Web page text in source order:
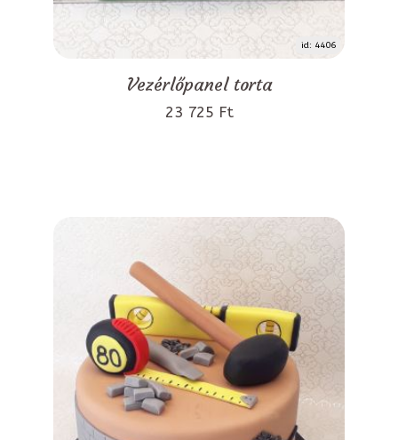
id: 4406
Vezérlőpanel torta
23 725 Ft